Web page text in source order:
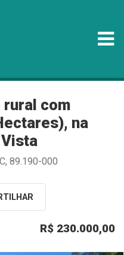
rural com
na
89.190-000
R$ 230.000,00